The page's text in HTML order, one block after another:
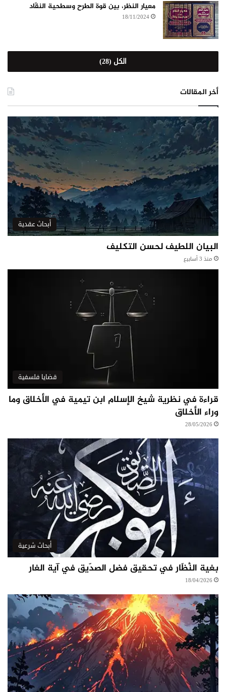
معيار النظر، بين قوة الطرح وسطحية النقّاد
18/11/2024
الكل (28)
أخر المقالات
أبحاث عقدية
البيان اللطيف لحسن التكليف
منذ 3 أسابيع
قضايا فلسفية
قراءة في نظرية شيخ الإسلام ابن تيمية في الأخلاق وما
وراء الأخلاق
28/05/2026
أبحاث شرعية
بغية النُّظّار في تحقيق فضل الصدّيق في آية الغار
18/04/2026